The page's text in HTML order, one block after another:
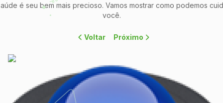
é seu bem mais precioso. Vamos mostrar como podemos
você.
Voltar Próximo